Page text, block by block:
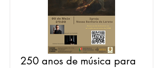
250 anos de música para